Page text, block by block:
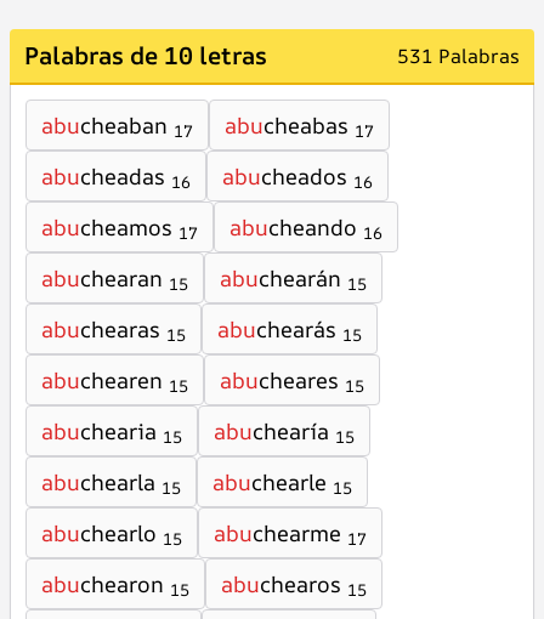
Palabras de 10 letras 531 Palabras
abucheaban 17 abucheabas 17
abucheadas 16 abucheados 16
abucheamos 17 abucheando 16
abuchearan 15 abuchearán 15
abuchearas 15 abuchearás 15
abuchearen 15 abucheares 15
abuchearia 15 abuchearía 15
abuchearla 15 abuchearle 15
abuchearlo 15 abuchearme 17
abuchearon 15 abuchearos 15